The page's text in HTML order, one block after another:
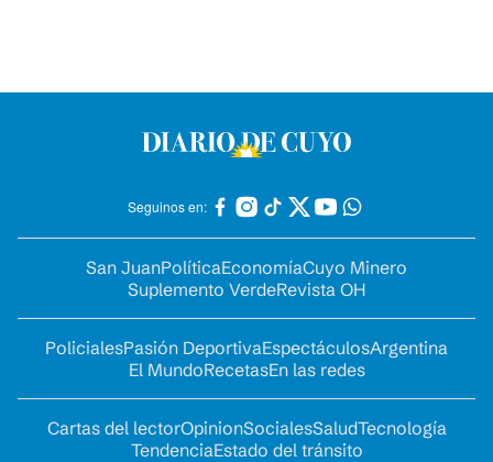
Seguinos en:
San JuanPolíticaEconomíaCuyo Minero
Suplemento VerdeRevista OH
PolicialesPasión DeportivaEspectáculosArgentina
El MundoRecetasEn las redes
Cartas del lectorOpinionSocialesSaludTecnología
TendenciaEstado del tránsito